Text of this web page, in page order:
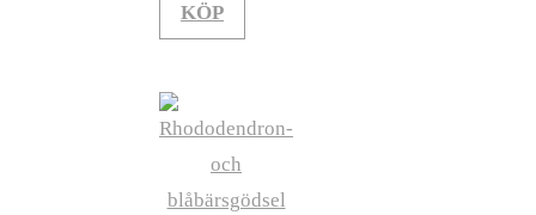
KÖP